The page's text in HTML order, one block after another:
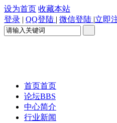
设为首页 收藏本站
登录 | QQ登陆 | 微信登陆 |立即
首页首页
论坛BBS
中心简介
行业新闻